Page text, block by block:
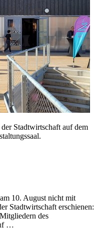
Stadtwirtschaft auf dem
10. August nicht mit
Stadtwirtschaft erschienen:
des
…